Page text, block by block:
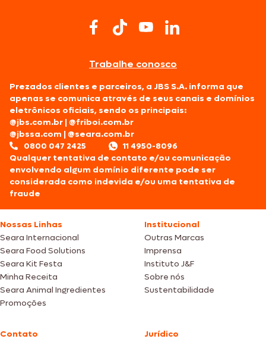
Trabalhe conosco
Prezados clientes e parceiros, a JBS S.A. informa que
apenas se comunica através de seus canais e domínios
eletrônicos oficiais, sendo os principais:
@jbs.com.br |@friboi.com.br
@jbssa.com |@seara.com.br
0800 047 2425
11 4950-8096
Qualquer tentativa de contato e/ou comunicação
envolvendo algum domínio diferente pode ser
considerada como indevida e/ou uma tentativa de
fraude
Nossas Linhas
Seara Internacional
Seara Food Solutions
Seara Kit Festa
Minha Receita
Seara Animal Ingredientes
Promoções
Institucional
Outras Marcas
Imprensa
Instituto J&F
Sobre nós
Sustentabilidade
Contato
Jurídico